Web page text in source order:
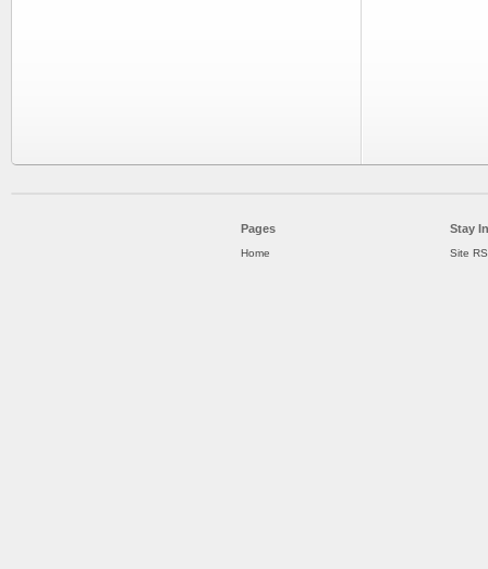
Pages
Home
Stay
Site